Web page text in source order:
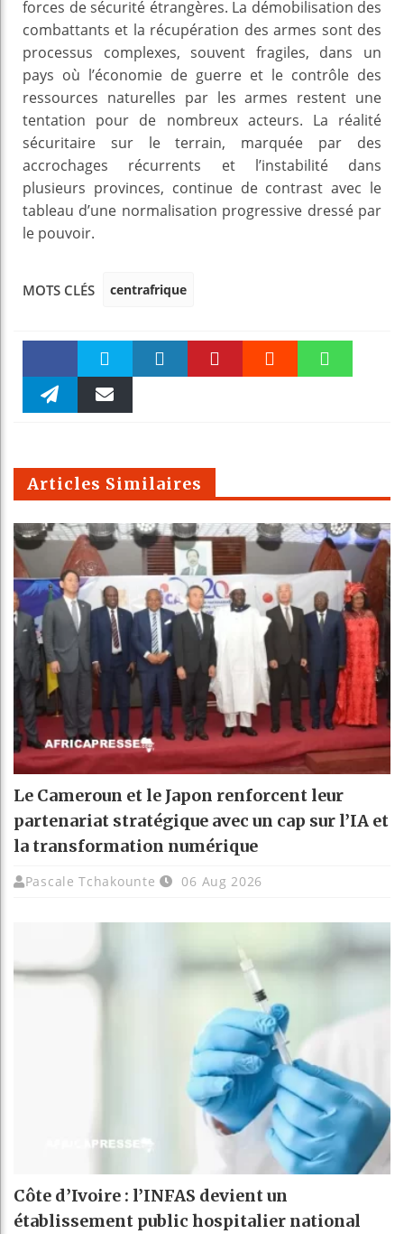
forces de sécurité étrangères. La démobilisation des
combattants et la récupération des armes sont des
processus complexes, souvent fragiles, dans un
pays où l’économie de guerre et le contrôle des
ressources naturelles par les armes restent une
tentation pour de nombreux acteurs. La réalité
sécuritaire sur le terrain, marquée par des
accrochages récurrents et l’instabilité dans
plusieurs provinces, continue de contrast avec le
tableau d’une normalisation progressive dressé par
le pouvoir.
MOTS CLÉS centrafrique
Faceboo Twitter
m
Articles Similaires
Le Cameroun et le Japon renforcent leur
partenariat stratégique avec un cap sur l’IA et
la transformation numérique
Pascale Tchakounte 06 Aug 2026
Côte d’Ivoire : l’INFAS devient un
établissement public hospitalier national